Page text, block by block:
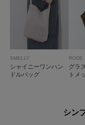
SMELLY
シャイニーワンハン
ドルバッグ
RODE
グラ
トメ
シン